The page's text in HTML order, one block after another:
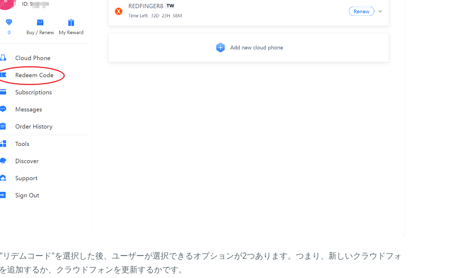
リデムコード"を選択した後、ユーザーが選択できるオプションが2つあります。つまり、新しいクラウドフォ
追加するか、クラウドフォンを更新するかです。